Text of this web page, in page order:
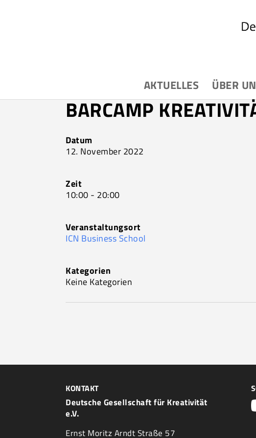
AKTUELLES ÜBER
BARCAMP
Datum
12. November 2022
Zeit
10:00 - 20:00
Veranstaltungsort
ICN Business School
Kategorien
Keine Kategorien
KONTAKT
Deutsche Gesellschaft für Kreativität
e.V.
Ernst Moritz Arndt Straße 57